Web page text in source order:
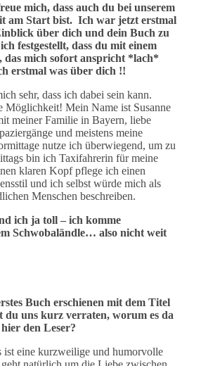
mich, dass auch du bei unserem
am Start bist. Ich war jetzt erstmal
über dich und dein Buch zu
festgestellt, dass du mit einem
das mich sofort anspricht *lach*
erstmal was über dich !!
sehr, dass ich dabei sein kann.
Möglichkeit! Mein Name ist Susanne
meiner Familie in Bayern, liebe
und meistens meine
nutze ich überwiegend, um zu
bin ich Taxifahrerin für meine
klaren Kopf pflege ich einen
und ich selbst würde mich als
Menschen beschreiben.
ich ja toll – ich komme
Schwobaländle… also nicht weit
Buch erschienen mit dem Titel
du uns kurz verraten, worum es da
den Leser?
ist eine kurzweilige und humorvolle